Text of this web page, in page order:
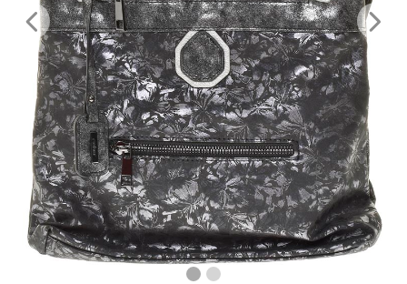
Предыдущий